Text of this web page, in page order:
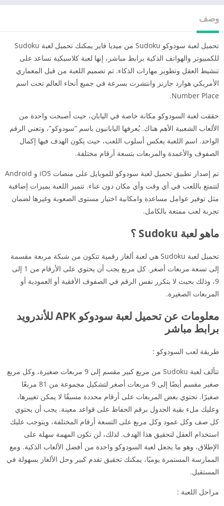
وصف
تحميل لعبة سودوكو Sudoku من ميديا فاير يمكنك تحميل لعبة Sudoku
للكمبيوتر والهواتف الذكية برابط مباشر، إنها لعبة كلاسيكية تساعد على
تنشيط العقل وتطوير مهارات الذكاء. تم تصميم اللعبة من قبل المعماري
الأمريكي هوارد جارنز وانتشرت بسرعة في جميع أنحاء العالم تحت اسم
Number Place.
حققت لعبة السودوكو مكانة خاصة في اليابان، حيث أصبحت واحدة من
الألعاب الشعبية الأهم هناك. يُعرفها اليابانيون باسم “سودوكو”، وتعني الرقم
الواحد. اسم اللعبة يعكس أسلوب اللعب، حيث يكون الهدف فيها إكمال
الصفوف والأعمدة والمربعات بتسعة أرقام مختلفة.
تم إصدار تطبيق تحميل لعبة سودوكو للموبايل على منصات iOS و Android
لتتمتع باللعب في أي وقت وأي مكان دون عناء. تتميز اللعبة بميزات إضافية
مثل توفير عوامل مساعدة وامكانية اختيار مستوى الصعوبة وغيرها لضمان
تجربة لعب ممتعة بالكامل.
ماهو لعبة Sudoku ؟
تحميل لعبة Sudoku هي لعبة ألغاز رقمية تتكون من شبكة مربعة مقسمة
إلى تسعة مربعات أصغر. كل مربع يجب أن يحتوي على الأرقام من 1 إلى
9، وذلك بحيث لا يتكرر نفس الرقم في الصفوف الأفقية أو العمودية أو
المربعات الصغيرة.
معلومات عن تحميل لعبة سودوكو APK للأندرويد
برابط مباشر
طريقة لعب السودوكو :
تتألف لعبة Sudoku من مربع كبير مقسم إلى 9 مربعات صغيرة، وكل مربع
صغير مقسم أيضًا إلى 9 مربعات أصغر لتشكيل مجموعة من 81 مربعًا
صغيرًا. تحتوي بعض المربعات على أرقام محددة مسبقًا لا يمكن تغييرها،
وعليك ملء بقية الجدول برقم الحفاظ على قواعد معينة. يجب أن يحتوي
كل صف وكل عمود وكل مربع على التسعة أرقام المختلفة، ويتوجب عليك
استخدام العقل لتحقيق هذا الهدف. لذلك، لن تكون المهمة سهلة على
الإطلاق، وهو ما يجعل لعبة السودوكو واحدة من أفضل الألعاب الذكية. ومع
الممارسة المستمرة يوميًا، يمكنك تحقيق تقدم كبير وحل الألغاز بسهولة في
المستقبل.
مراحل اللعبة :